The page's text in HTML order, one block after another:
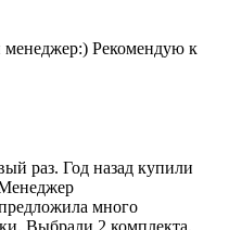
менеджер:) Рекомендую к
раз. Год назад купили
много
Выбрали 2 комплекта,